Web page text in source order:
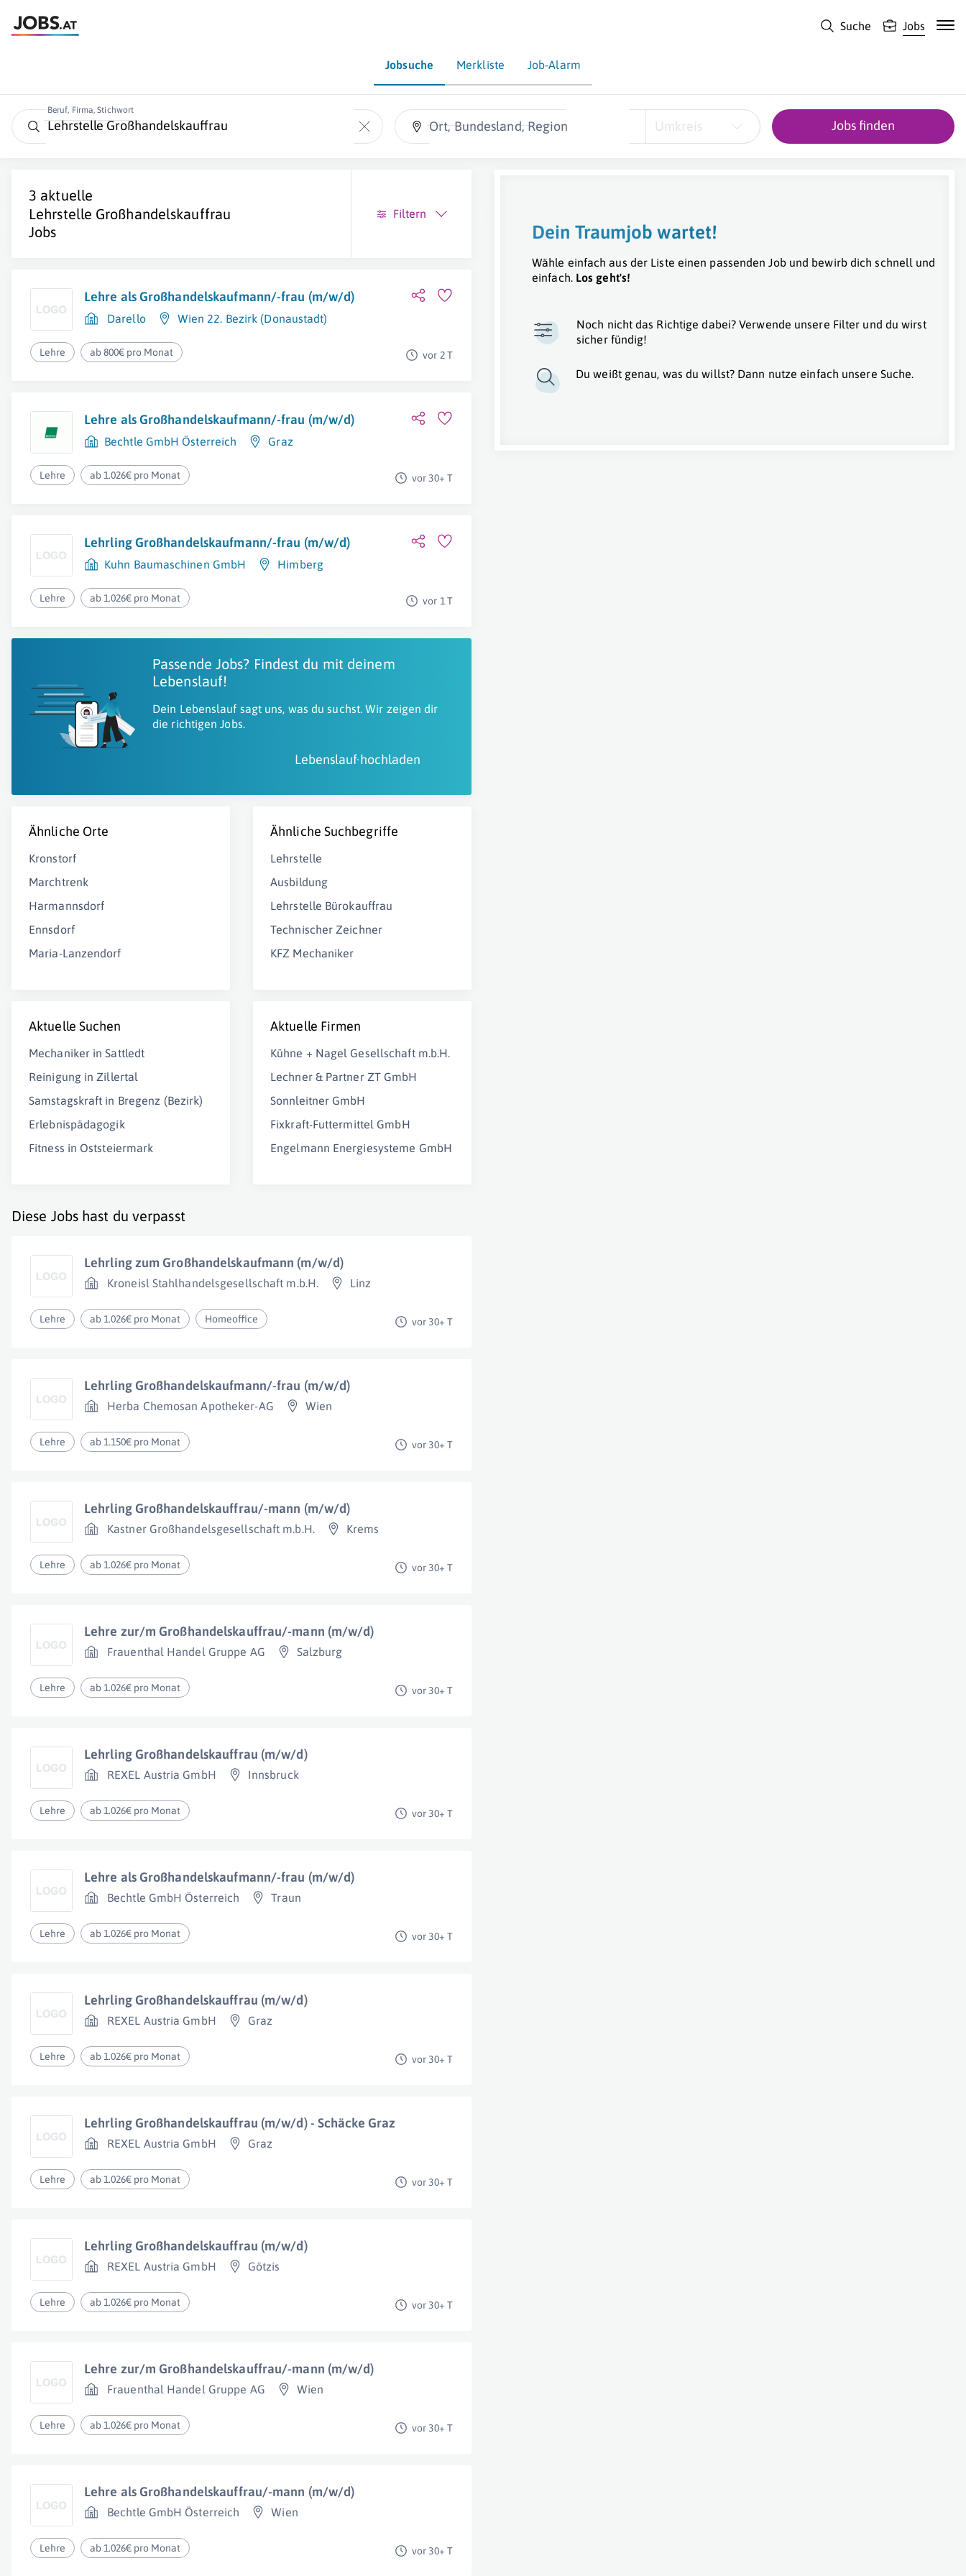
Suche Jobs
Jobsuche Merkliste Job-Alarm
Beruf, Firma, Stichwort
Ort, Bundesland, Region Umkreis Jobs finden
3 aktuelle
Lehrstelle Großhandelskauffrau
Jobs
Filtern
Lehre als Großhandelskaufmann/-frau (m/w/d)
Darello Wien 22. Bezirk (Donaustadt)
Lehre ab 800€ pro Monat vor 2 T
Lehre als Großhandelskaufmann/-frau (m/w/d)
Bechtle GmbH Österreich Graz
Lehre ab 1.026€ pro Monat vor 30+ T
Lehrling Großhandelskaufmann/-frau (m/w/d)
Kuhn Baumaschinen GmbH Himberg
Lehre ab 1.026€ pro Monat vor 1 T
Passende Jobs? Findest du mit deinem
Lebenslauf!
Dein Lebenslauf sagt uns, was du suchst. Wir zeigen dir
die richtigen Jobs.
Lebenslauf hochladen
Ähnliche Orte
Kronstorf
Marchtrenk
Harmannsdorf
Ennsdorf
Maria-Lanzendorf
Ähnliche Suchbegriffe
Lehrstelle
Ausbildung
Lehrstelle Bürokauffrau
Technischer Zeichner
KFZ Mechaniker
Aktuelle Suchen
Mechaniker in Sattledt
Reinigung in Zillertal
Samstagskraft in Bregenz (Bezirk)
Erlebnispädagogik
Fitness in Oststeiermark
Aktuelle Firmen
Kühne + Nagel Gesellschaft m.b.H.
Lechner & Partner ZT GmbH
Sonnleitner GmbH
Fixkraft-Futtermittel GmbH
Engelmann Energiesysteme GmbH
Diese Jobs hast du verpasst
Lehrling zum Großhandelskaufmann (m/w/d)
Kroneisl Stahlhandelsgesellschaft m.b.H. Linz
Lehre ab 1.026€ pro Monat Homeoffice vor 30+ T
Lehrling Großhandelskaufmann/-frau (m/w/d)
Herba Chemosan Apotheker-AG Wien
Lehre ab 1.150€ pro Monat vor 30+ T
Lehrling Großhandelskauffrau/-mann (m/w/d)
Kastner Großhandelsgesellschaft m.b.H. Krems
Lehre ab 1.026€ pro Monat vor 30+ T
Lehre zur/m Großhandelskauffrau/-mann (m/w/d)
Frauenthal Handel Gruppe AG Salzburg
Lehre ab 1.026€ pro Monat vor 30+ T
Lehrling Großhandelskauffrau (m/w/d)
REXEL Austria GmbH Innsbruck
Lehre ab 1.026€ pro Monat vor 30+ T
Lehre als Großhandelskaufmann/-frau (m/w/d)
Bechtle GmbH Österreich Traun
Lehre ab 1.026€ pro Monat vor 30+ T
Lehrling Großhandelskauffrau (m/w/d)
REXEL Austria GmbH Graz
Lehre ab 1.026€ pro Monat vor 30+ T
Lehrling Großhandelskauffrau (m/w/d) - Schäcke Graz
REXEL Austria GmbH Graz
Lehre ab 1.026€ pro Monat vor 30+ T
Lehrling Großhandelskauffrau (m/w/d)
REXEL Austria GmbH Götzis
Lehre ab 1.026€ pro Monat vor 30+ T
Lehre zur/m Großhandelskauffrau/-mann (m/w/d)
Frauenthal Handel Gruppe AG Wien
Lehre ab 1.026€ pro Monat vor 30+ T
Lehre als Großhandelskauffrau/-mann (m/w/d)
Bechtle GmbH Österreich Wien
Lehre ab 1.026€ pro Monat vor 30+ T
Dein Traumjob wartet!
Wähle einfach aus der Liste einen passenden Job und bewirb dich schnell und
einfach. Los geht's!
Noch nicht das Richtige dabei? Verwende unsere Filter und du wirst
sicher fündig!
Du weißt genau, was du willst? Dann nutze einfach unsere Suche.